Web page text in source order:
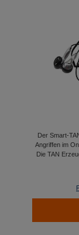
Der Smart-
Angriffen im
Die TAN